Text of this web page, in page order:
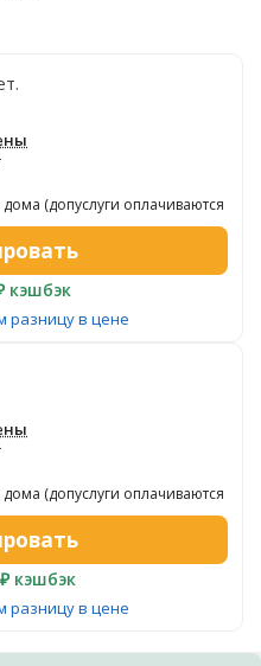
(допуслуги оплачиваются
кэшбэк
в цене
(допуслуги оплачиваются
кэшбэк
в цене